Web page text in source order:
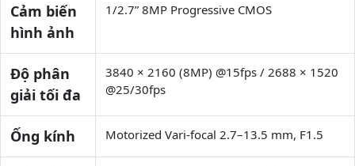
Cảm biến
hình ảnh
1/2.7” 8MP Progressive CMOS
Độ phân
giải tối đa
3840 × 2160 (8MP) @15fps / 2688 × 1520
@25/30fps
Ống kính Motorized Vari-focal 2.7–13.5 mm, F1.5